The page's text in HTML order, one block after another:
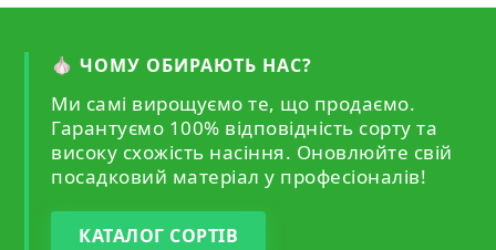
🧄 ЧОМУ ОБИРАЮТЬ НАС?
Ми самі вирощуємо те, що продаємо.
Гарантуємо 100% відповідність сорту та
високу схожість насіння. Оновлюйте свій
посадковий матеріал у професіоналів!
КАТАЛОГ СОРТІВ